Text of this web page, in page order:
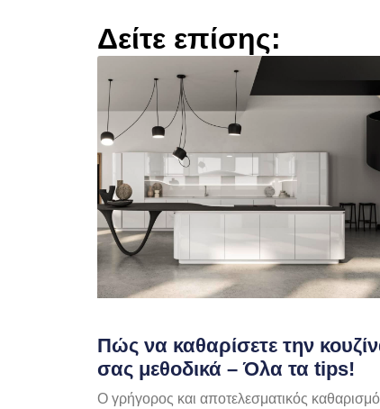
Δείτε επίσης:
Πώς να καθαρίσετε την
σας μεθοδικά – Όλα τα tips!
Ο γρήγορος και αποτελεσματικός